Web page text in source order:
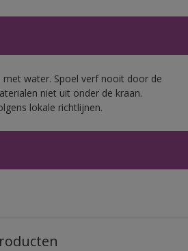
met water. Spoel verf nooit door de
niet uit onder de kraan.
lokale richtlijnen.